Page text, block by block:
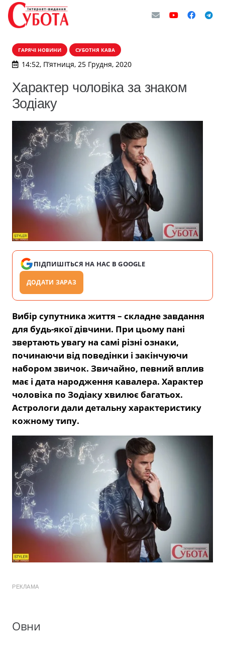
ГАРЯЧІ НОВИНИ СУБОТНЯ КАВА
14:52, П’ятниця, 25 Грудня, 2020
Характер чоловіка за знаком
Зодіаку
ПІДПИШІТЬСЯ НА НАС В GOOGLE
ДОДАТИ ЗАРАЗ
Вибір супутника життя – складне завдання
для будь-якої дівчини. При цьому пані
звертають увагу на самі різні ознаки,
починаючи від поведінки і закінчуючи
набором звичок. Звичайно, певний вплив
має і дата народження кавалера. Характер
чоловіка по Зодіаку хвилює багатьох.
Астрологи дали детальну характеристику
кожному типу.
РЕКЛАМА
Овни